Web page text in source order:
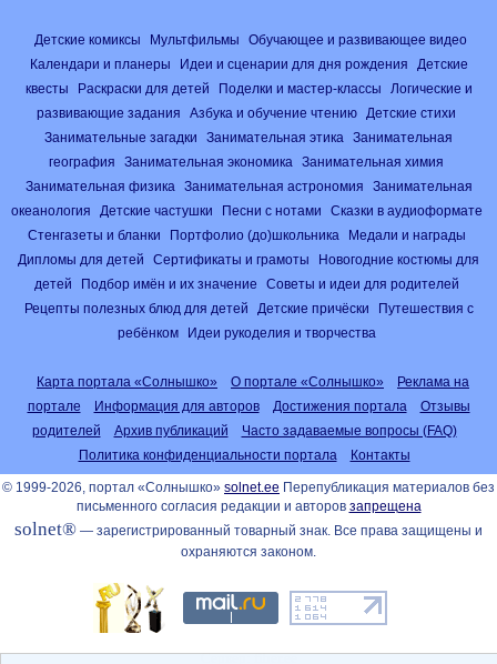
Детские комиксы Мультфильмы
Обучающее и развивающее видео
Календари и планеры
Идеи и сценарии для дня рождения
Детские
квесты
Раскраски для детей Поделки и мастер-классы
Логические и
развивающие задания
Азбука и обучение чтению
Детские стихи
Занимательные загадки
Занимательная этика
Занимательная
география
Занимательная экономика
Занимательная химия
Занимательная физика
Занимательная астрономия
Занимательная
океанология
Детские частушки Песни с нотами
Сказки в аудиоформате
Стенгазеты и бланки
Портфолио (до)школьника
Медали и награды
Дипломы для детей
Сертификаты и грамоты
Новогодние костюмы для
детей
Подбор имён и их значение
Советы и идеи для родителей
Рецепты полезных блюд для детей
Детские причёски
Путешествия с
ребёнком
Идеи рукоделия и творчества
Карта портала «Солнышко» О портале «Солнышко»
Реклама на
портале
Информация для авторов Достижения портала
Отзывы
родителей
Архив публикаций
Часто задаваемые вопросы (FAQ)
Политика конфиденциальности портала
Контакты
© 1999-2026, портал «Солнышко» solnet.ee Перепубликация материалов без
письменного согласия редакции и авторов запрещена
solnet® — зарегистрированный товарный знак. Все права защищены и
охраняются законом.
Сервер: fiber.ee